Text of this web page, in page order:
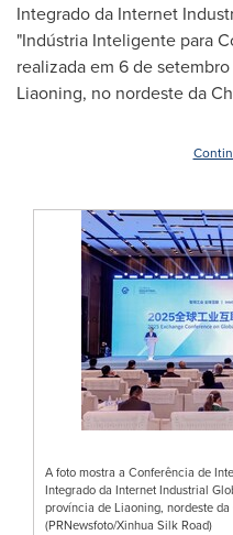
Integrado da Internet
"Indústria Inteligente para
realizada em 6 de
Liaoning, no nordeste da
A foto mostra a Conferência de
Integrado da Internet Industrial
província de Liaoning, nordeste
(PRNewsfoto/Xinhua Silk Road)